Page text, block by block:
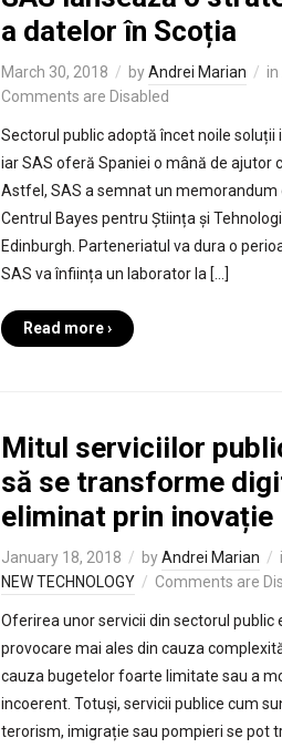
a datelor în Scoția
March 30, 2018 byAndrei Marian in
Comments are Disabled
Sectorul public adoptă încet noile soluții
iar SAS oferă Spaniei o mână de ajutor
Astfel, SAS a semnat un memorandum
Centrul Bayes pentru Știința și
Edinburgh. Parteneriatul va dura o
SAS va înființa un laborator la […]
Read more ›
Mitul serviciilor
să se transforme
eliminat prin inovație
January 18, 2018 byAndrei Marian
NEW TECHNOLOGY
Comments are
Oferirea unor servicii din sectorul public
provocare mai ales din cauza
cauza bugetelor foarte limitate sau a
incoerent. Totuși, servicii publice cum
terorism, imigrație sau pompieri se pot